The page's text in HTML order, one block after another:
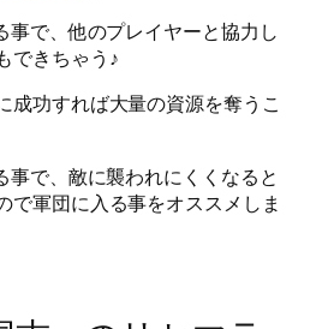
で、他のプレイヤーと協力し
できちゃう♪
成功すれば大量の資源を奪うこ
で、敵に襲われにくくなると
で軍団に入る事をオススメしま